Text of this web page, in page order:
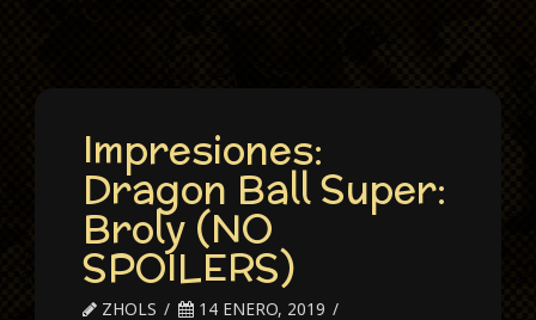
Impresiones:
Dragon Ball Super:
Broly (NO
SPOILERS)
ZHOLS
14 ENERO, 2019